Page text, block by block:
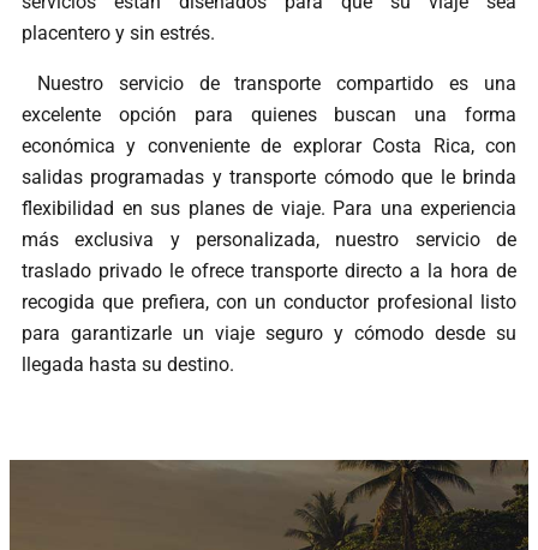
placentero y sin estrés.
Nuestro servicio de transporte compartido es una
excelente opción para quienes buscan una forma
económica y conveniente de explorar Costa Rica, con
salidas programadas y transporte cómodo que le brinda
flexibilidad en sus planes de viaje. Para una experiencia
más exclusiva y personalizada, nuestro servicio de
traslado privado le ofrece transporte directo a la hora de
recogida que prefiera, con un conductor profesional listo
para garantizarle un viaje seguro y cómodo desde su
llegada hasta su destino.